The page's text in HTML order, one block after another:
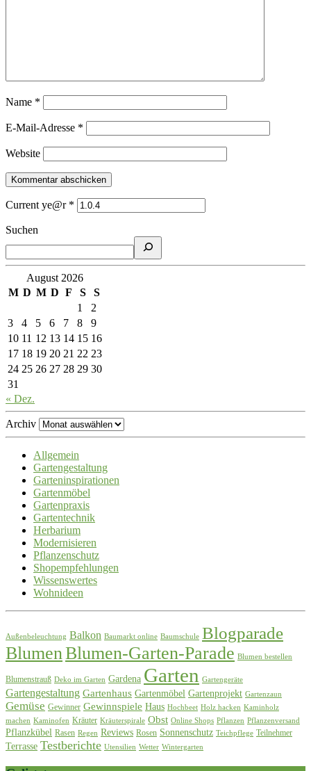
Name *
E-Mail-Adresse *
Website
Current ye@r *
Suchen
August 2026
M D M D F S
S
1
2
3
4 5 6 7 8
9
10 11 12 13 14 15 16
17 18 19 20 21 22 23
24 25 26 27 28 29 30
31
« Dez.
Archiv
Allgemein
Gartengestaltung
Garteninspirationen
Gartenmöbel
Gartenpraxis
Gartentechnik
Herbarium
Modernisieren
Pflanzenschutz
Shopempfehlungen
Wissenswertes
Wohnideen
Außenbeleuchtung Balkon Baumarkt online Baumschule Blogparade
BlumenBlumen-Garten-Parade Blumen bestellen
Blumenstrauß Deko im Garten Gardena Garten Gartengeräte
Gartengestaltung Gartenhaus Gartenmöbel Gartenprojekt Gartenzaun
Gemüse Gewinner Gewinnspiele Haus Hochbeet Holz hacken Kaminholz
machen Kaminofen Kräuter Kräuterspirale Obst Online Shops Pflanzen Pflanzenversand
Pflanzkübel Rasen Regen Reviews Rosen Sonnenschutz Teichpflege Teilnehmer
Terrasse Testberichte Utensilien Wetter Wintergarten